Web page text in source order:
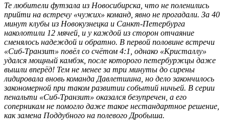
Те любители футзала из Новосибирска, что не поленились
прийти на встречу «чужих» команд, явно не прогадали. За 40
минут клубы из Новокузнецка и Санкт-Петербурга
наколотили 12 мячей, и у каждой из сторон отчаяние
сменялось надеждой и обратно. В первой половине встречи
«Сиб-Транзит» повёл со счётом 4:1, однако «Кристаллу»
удался мощный камбэк, после которого петербуржцы даже
вышли вперёд! Тем не менее за три минуты до сирены
лидировала вновь команда Давлетшина, но дело закончилось
закономерной при таком развитии событий ничьей. В серии
пенальти «Сиб-Транзит» оказался безупречен, а его
соперникам не помогло даже такое нестандартное решение,
как замена Поддубного на полевого Дробыша.